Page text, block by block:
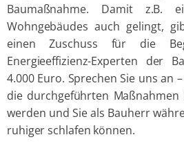
Baumaßnahme. Damit z.B.
Wohngebäudes auch gelingt,
einen Zuschuss für die
Energieeffizienz-Experten der
4.000 Euro. Sprechen Sie uns an
die durchgeführten Maßnahmen
werden und Sie als Bauherr
ruhiger schlafen können.